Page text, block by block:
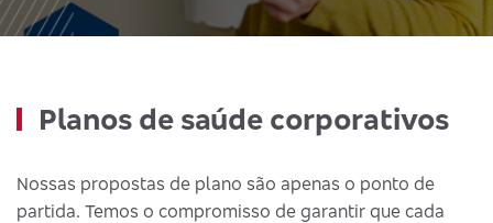
Planos de saúde corporativos
Nossas propostas de plano são apenas o ponto de
partida. Temos o compromisso de garantir que cada